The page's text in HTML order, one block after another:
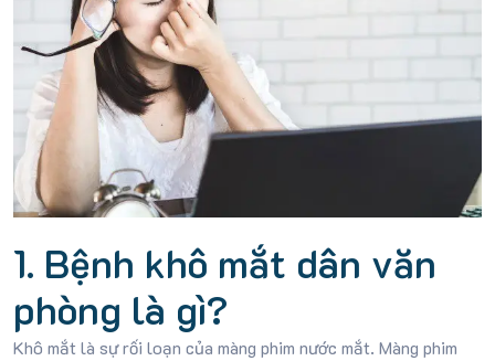
1. Bệnh khô mắt dân văn
phòng là gì?
Khô mắt là sự rối loạn của màng phim nước mắt. Màng phim